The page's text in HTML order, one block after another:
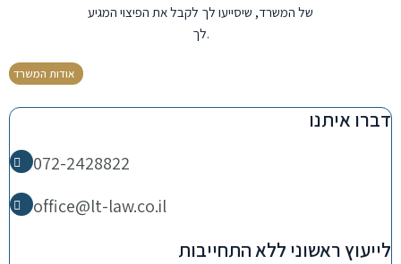
של המשרד, שיסייעו לך לקבל את הפיצוי המגיע
לך.
אודות המשרד
דברו איתנו
072-2428822
office@lt-law.co.il
לייעוץ ראשוני ללא התחייבות